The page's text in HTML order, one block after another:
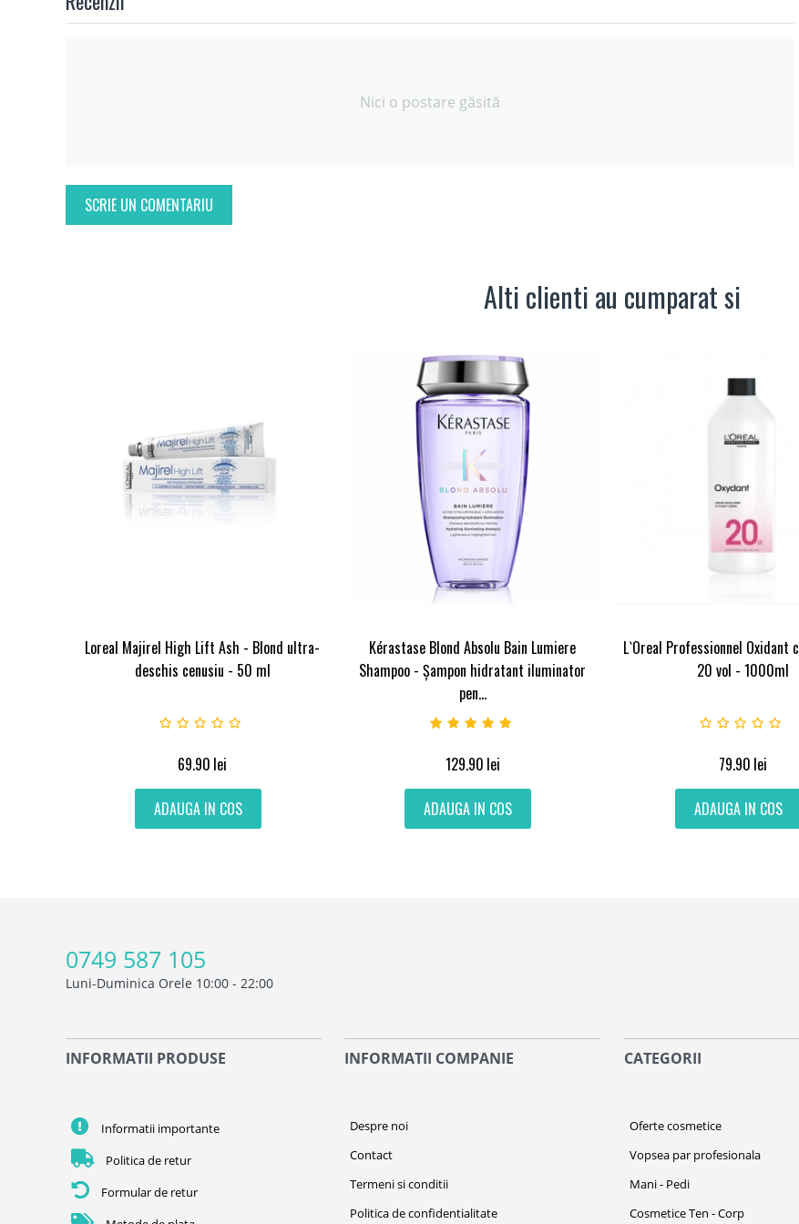
Nici o postare găsită
SCRIE UN COMENTARIU
Alti clienti au cumparat si
Loreal Majirel High Lift Ash - Blond ultra-
deschis cenusiu - 50 ml
69.90 lei
ADAUGA IN COS
Kérastase Blond Absolu Bain Lumiere
Shampoo - Șampon hidratant iluminator
pen...
129.90 lei
ADAUGA IN COS
L`Oreal Professionnel Oxidant
20 vol - 1000ml
79.90 lei
ADAUGA IN COS
0749 587 105
Luni-Duminica Orele 10:00 - 22:00
INFORMATII PRODUSE
Informatii importante
Politica de retur
Formular de retur
INFORMATII COMPANIE
Despre noi
Contact
Termeni si conditii
Politica de confidentialitate
CATEGORII
Oferte cosmetice
Vopsea par profesionala
Mani - Pedi
Cosmetice Ten - Corp